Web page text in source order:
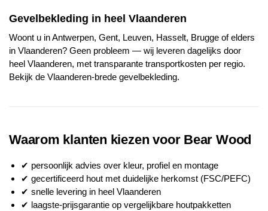
Gevelbekleding in heel Vlaanderen
Woont u in Antwerpen, Gent, Leuven, Hasselt, Brugge of elders
in Vlaanderen? Geen probleem — wij leveren dagelijks door
heel Vlaanderen, met transparante transportkosten per regio.
Bekijk de Vlaanderen-brede gevelbekleding.
Waarom klanten kiezen voor Bear Wood
✔ persoonlijk advies over kleur, profiel en montage
✔ gecertificeerd hout met duidelijke herkomst (FSC/PEFC)
✔ snelle levering in heel Vlaanderen
✔ laagste-prijsgarantie op vergelijkbare houtpakketten